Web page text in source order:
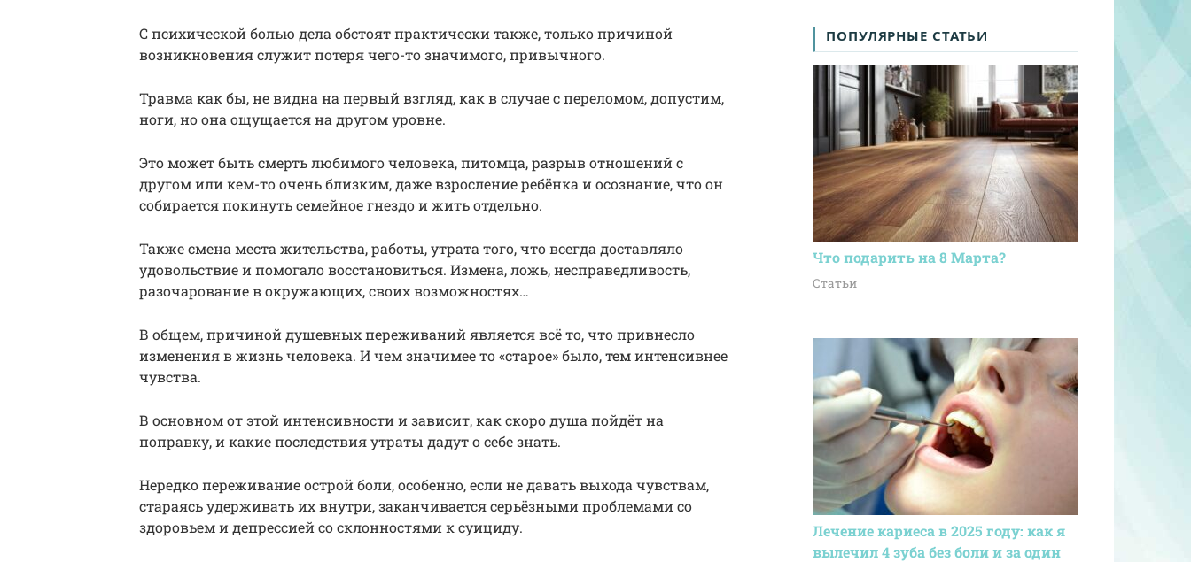
С психической болью дела обстоят практически также, только причиной
возникновения служит потеря чего-то значимого, привычного.
Травма как бы, не видна на первый взгляд, как в случае с переломом, допустим,
ноги, но она ощущается на другом уровне.
Это может быть смерть любимого человека, питомца, разрыв отношений с
другом или кем-то очень близким, даже взросление ребёнка и осознание, что он
собирается покинуть семейное гнездо и жить отдельно.
Также смена места жительства, работы, утрата того, что всегда доставляло
удовольствие и помогало восстановиться. Измена, ложь, несправедливость,
разочарование в окружающих, своих возможностях…
В общем, причиной душевных переживаний является всё то, что привнесло
изменения в жизнь человека. И чем значимее то «старое» было, тем интенсивнее
чувства.
В основном от этой интенсивности и зависит, как скоро душа пойдёт на
поправку, и какие последствия утраты дадут о себе знать.
Нередко переживание острой боли, особенно, если не давать выхода чувствам,
стараясь удерживать их внутри, заканчивается серьёзными проблемами со
здоровьем и депрессией со склонностями к суициду.
ПОПУЛЯРНЫЕ СТАТЬИ
Что подарить на 8 Марта?
Статьи
Лечение кариеса в 2025 году: как я
вылечил 4 зуба без боли и за один